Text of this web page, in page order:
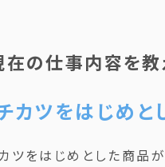
の仕事内容を教
カツをはじめ
ツをはじめとした商品